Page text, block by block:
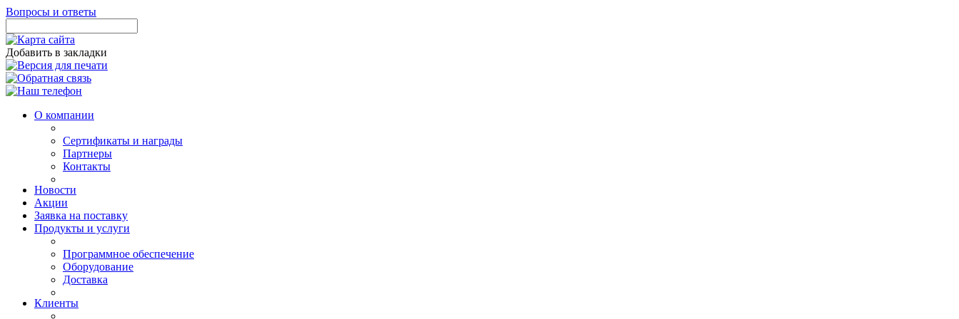
Вопросы и ответы
Добавить в закладки
О компании
Сертификаты и награды
Партнеры
Контакты
Новости
Акции
Заявка на поставку
Продукты и услуги
Программное обеспечение
Оборудование
Доставка
Клиенты